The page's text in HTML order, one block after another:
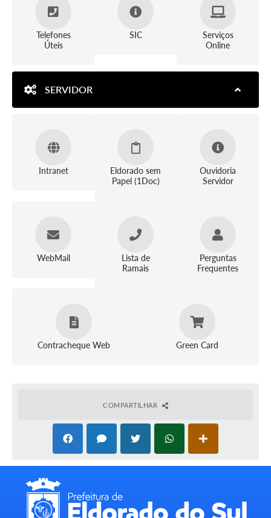
Telefones
Úteis
SIC
Serviços
Online
SERVIDOR
Intranet
Eldorado sem
Papel (1Doc)
Ouvidoria
Servidor
WebMail
Lista de
Ramais
Perguntas
Frequentes
Contracheque Web Green Card
COMPARTILHAR